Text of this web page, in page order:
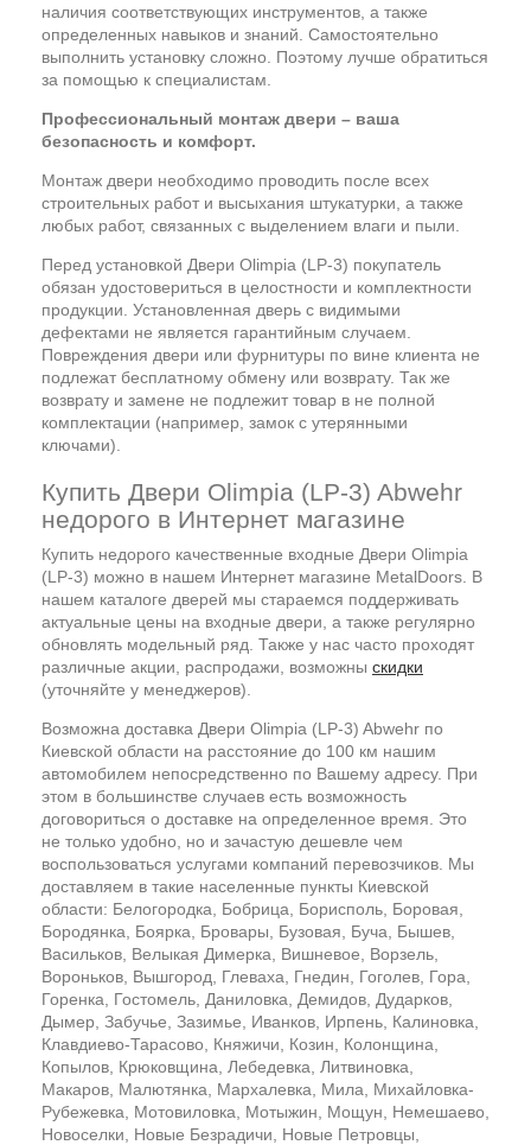
наличия соответствующих инструментов, а также
определенных навыков и знаний. Самостоятельно
выполнить установку сложно. Поэтому лучше обратиться
за помощью к специалистам.
Профессиональный монтаж двери – ваша
безопасность и комфорт.
Монтаж двери необходимо проводить после всех
строительных работ и высыхания штукатурки, а также
любых работ, связанных с выделением влаги и пыли.
Перед установкой Двери Olimpia (LP-3) покупатель
обязан удостовериться в целостности и комплектности
продукции. Установленная дверь с видимыми
дефектами не является гарантийным случаем.
Повреждения двери или фурнитуры по вине клиента не
подлежат бесплатному обмену или возврату. Так же
возврату и замене не подлежит товар в не полной
комплектации (например, замок с утерянными
ключами).
Купить Двери Olimpia (LP-3) Abwehr
недорого в Интернет магазине
Купить недорого качественные входные Двери Olimpia
(LP-3) можно в нашем Интернет магазине MetalDoors. В
нашем каталоге дверей мы стараемся поддерживать
актуальные цены на входные двери, а также регулярно
обновлять модельный ряд. Также у нас часто проходят
различные акции, распродажи, возможны скидки
(уточняйте у менеджеров).
Возможна доставка Двери Olimpia (LP-3) Abwehr по
Киевской области на расстояние до 100 км нашим
автомобилем непосредственно по Вашему адресу. При
этом в большинстве случаев есть возможность
договориться о доставке на определенное время. Это
не только удобно, но и зачастую дешевле чем
воспользоваться услугами компаний перевозчиков. Мы
доставляем в такие населенные пункты Киевской
области: Белогородка, Бобрица, Борисполь, Боровая,
Бородянка, Боярка, Бровары, Бузовая, Буча, Бышев,
Васильков, Велыкая Димерка, Вишневое, Ворзель,
Вороньков, Вышгород, Глеваха, Гнедин, Гоголев, Гора,
Горенка, Гостомель, Даниловка, Демидов, Дударков,
Дымер, Забучье, Зазимье, Иванков, Ирпень, Калиновка,
Клавдиево-Тарасово, Княжичи, Козин, Колонщина,
Копылов, Крюковщина, Лебедевка, Литвиновка,
Макаров, Малютянка, Мархалевка, Мила, Михайловка-
Рубежевка, Мотовиловка, Мотыжин, Мощун, Немешаево,
Новоселки, Новые Безрадичи, Новые Петровцы,